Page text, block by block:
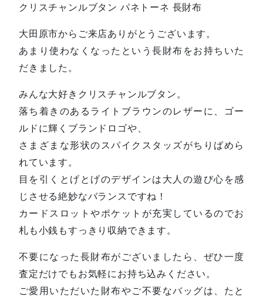
クリスチャンルブタン パネトーネ 長財布
大田原市からご来店ありがとうございます。
あまり使わなくなったという長財布をお持ちいた
だきました。
みんな大好きクリスチャンルブタン。
落ち着きのあるライトブラウンのレザーに、ゴー
ルドに輝くブランドロゴや、
さまざまな形状のスパイクスタッズがちりばめら
れています。
目を引くとげとげのデザインは大人の遊び心を感
じさせる絶妙なバランスですね！
カードスロットやポケットが充実しているのでお
札も小銭もすっきり収納できます。
不要になった長財布がございましたら、ぜひ一度
査定だけでもお気軽にお持ち込みください。
ご愛用いただいた財布やご不要なバッグは、たと